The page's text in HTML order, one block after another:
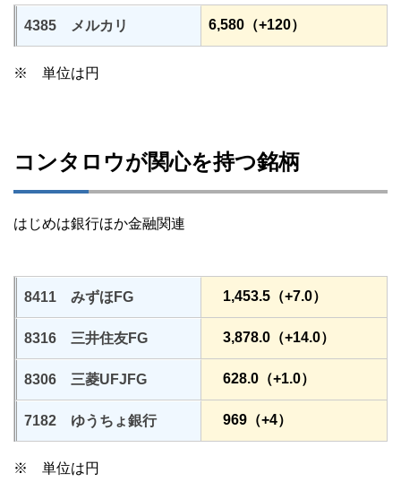
4385 メルカリ 6,580（+120）
※ 単位は円
コンタロウが関心を持つ銘柄
はじめは銀行ほか金融関連
8411 みずほFG 1,453.5（+7.0）
8316 三井住友FG 3,878.0（+14.0）
8306 三菱UFJFG 628.0（+1.0）
7182 ゆうちょ銀行 969（+4）
※ 単位は円